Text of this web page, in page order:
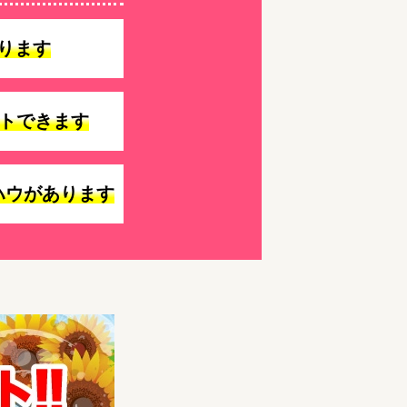
ます
できます
があります